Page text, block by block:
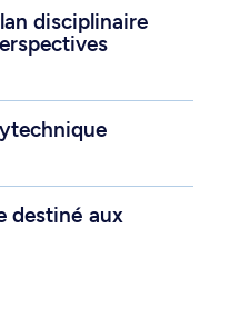
disciplinaire
destiné aux